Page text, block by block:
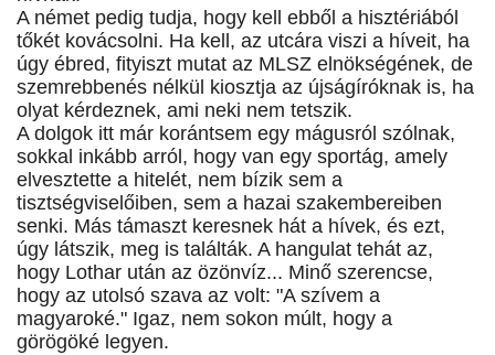
A német pedig tudja, hogy kell ebből a hisztériából
tőkét kovácsolni. Ha kell, az utcára viszi a híveit, ha
úgy ébred, fityiszt mutat az MLSZ elnökségének, de
szemrebbenés nélkül kiosztja az újságíróknak is, ha
olyat kérdeznek, ami neki nem tetszik.
A dolgok itt már korántsem egy mágusról szólnak,
sokkal inkább arról, hogy van egy sportág, amely
elvesztette a hitelét, nem bízik sem a
tisztségviselőiben, sem a hazai szakembereiben
senki. Más támaszt keresnek hát a hívek, és ezt,
úgy látszik, meg is találták. A hangulat tehát az,
hogy Lothar után az özönvíz... Minő szerencse,
hogy az utolsó szava az volt: "A szívem a
magyaroké." Igaz, nem sokon múlt, hogy a
görögöké legyen.